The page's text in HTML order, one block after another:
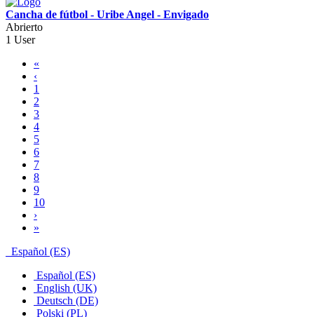
Cancha de fútbol - Uribe Angel - Envigado
Abrierto
1 User
«
‹
1
2
3
4
5
6
7
8
9
10
›
»
Español (ES)
Español (ES)
English (UK)
Deutsch (DE)
Polski (PL)